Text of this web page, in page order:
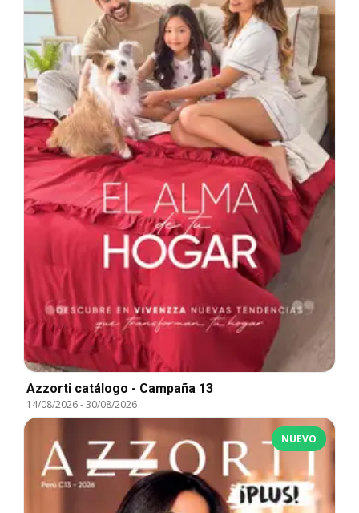
Azzorti catálogo - Campaña 13
14/08/2026-30/08/2026
NUEVO